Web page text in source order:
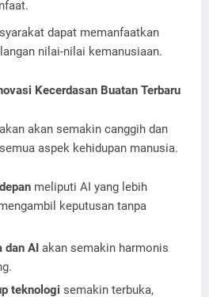
dapat memanfaatkan
nilai-nilai kemanusiaan.
Kecerdasan Buatan Terbaru
akan semakin canggih dan
aspek kehidupan manusia.
meliputi AI yang lebih
keputusan tanpa
dan AI akan semakin harmonis
teknologi semakin terbuka,